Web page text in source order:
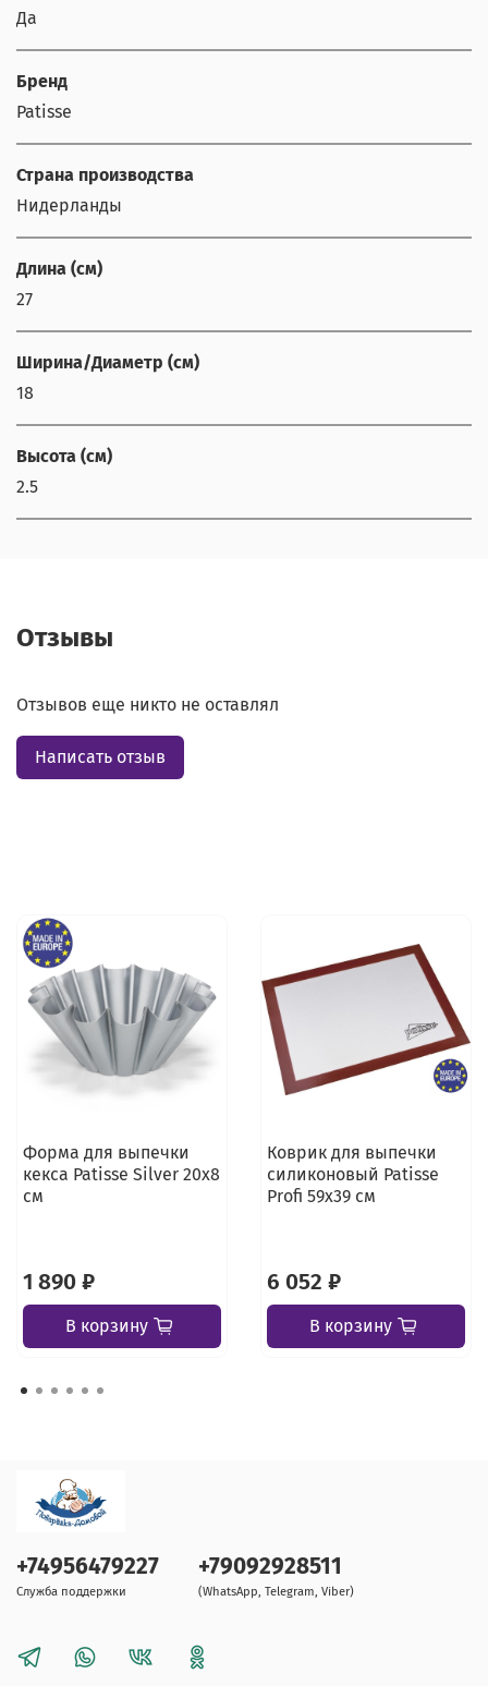
Да
Бренд
Patisse
Страна производства
Нидерланды
Длина (см)
27
Ширина/Диаметр (см)
18
Высота (см)
2.5
Отзывы
Отзывов еще никто не оставлял
Написать отзыв
Форма для выпечки
кекса Patisse Silver 20х8
см
1 890 ₽
В корзину
Коврик для выпечки
силиконовый Patisse
Profi 59х39 см
6 052 ₽
В корзину
+74956479227
Служба поддержки
+79092928511
(WhatsApp, Telegram, Viber)